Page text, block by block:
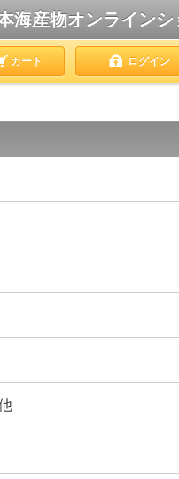
海産物オンラインシ
カート ログイン